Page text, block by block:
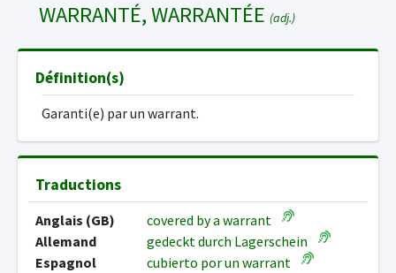
WARRANTÉ, WARRANTÉE (adj.)
Définition(s)
Garanti(e) par un warrant.
Traductions
Anglais (GB)
covered by a warrant
Allemand
gedeckt durch Lagerschein
Espagnol
cubierto por un warrant